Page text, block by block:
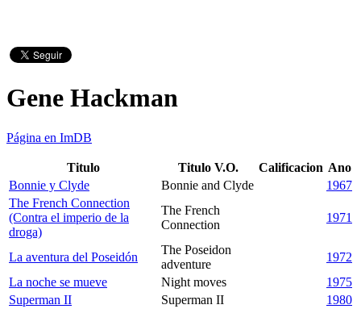
Gene Hackman
Página en ImDB
Titulo Titulo V.O. Calificacion Ano
Bonnie y Clyde
Bonnie and Clyde
1967
The French Connection
(Contra el imperio de la
droga)
The French
Connection
1971
La aventura del Poseidón
The Poseidon
adventure
1972
La noche se mueve
Night moves
1975
Superman II
Superman II
1980